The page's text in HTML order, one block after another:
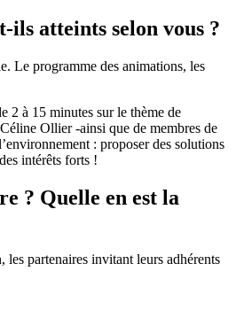
atteints selon vous ?
Le programme des animations, les
2 à 15 minutes sur le thème de
Ollier -ainsi que de membres de
: proposer des solutions
intérêts forts !
? Quelle en est la
partenaires invitant leurs adhérents